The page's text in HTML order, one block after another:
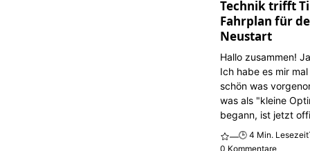
Technik trifft
Fahrplan für
Neustart
Hallo zusammen!
Ich habe es mir
schön was
was als "kleine
begann, ist jetzt
—🕒 4 Min. Lesezeit
0 Kommentare